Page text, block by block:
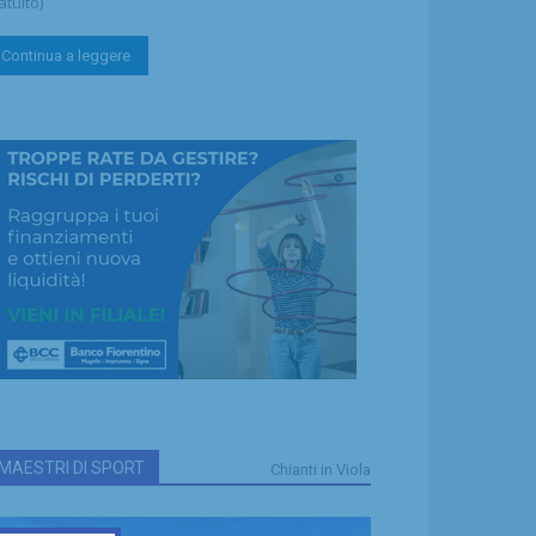
Continua a leggere
DI SPORT Chianti in Viola